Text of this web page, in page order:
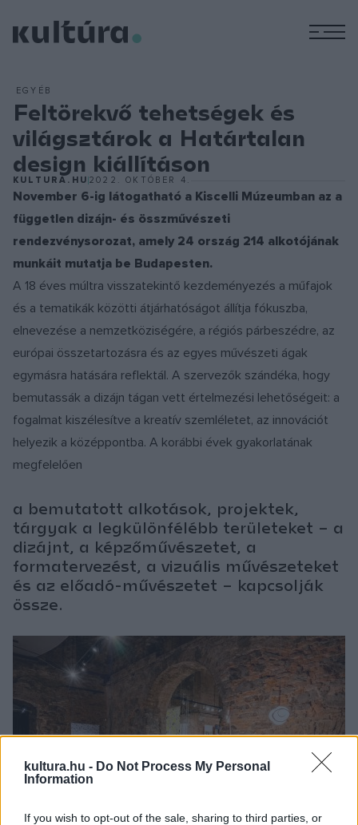
kultura.hu - Do Not Process My Personal
Information
If you wish to opt-out of the sale, sharing to third parties, or
EGYÉB
Feltörekvő tehetségek és
világsztárok a Határtalan
design kiállításon
KULTURA.HU 2022. OKTÓBER 4.
November 6-ig látogatható a Kiscelli Múzeumban az a
független dizájn- és összművészeti
rendezvénysorozat, amely 24 ország 214 alkotójának
munkáit mutatja be Budapesten.
A 18 éves múltra visszatekintő kezdeményezés a műfajok
és a tematikák közötti átjárhatóságot állítja fókuszba,
elnevezése a nemzetköziségére, a régiós párbeszédre, az
európai összetartozásra és az egyes művészeti ágak
egymásra hatására reflektál. A szervezők szándéka, hogy
bemutassák a dizájn tágan vett értelmezési lehetőségeit: a
fogalmat kiszélesítve a kreatív szemléletet, az innovációt
helyezik a középpontba. A korábbi évek gyakorlatának
megfelelően
a bemutatott alkotások, projektek,
tárgyak a legkülönfélébb területeket – a
dizájnt, a képzőművészetet, a
formatervezést, a vizuális művészeteket
és az előadó-művészetet – kapcsolják
össze.